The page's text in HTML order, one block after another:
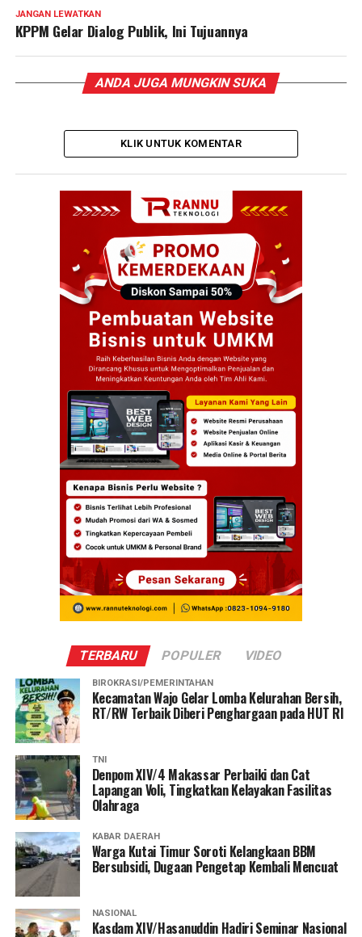
JANGAN LEWATKAN
KPPM Gelar Dialog Publik, Ini Tujuannya
ANDA JUGA MUNGKIN SUKA
KLIK UNTUK KOMENTAR
TERBARU POPULER VIDEO
BIROKRASI/PEMERINTAHAN
Kecamatan Wajo Gelar Lomba Kelurahan Bersih,
RT/RW Terbaik Diberi Penghargaan pada HUT RI
TNI
Denpom XIV/4 Makassar Perbaiki dan Cat
Lapangan Voli, Tingkatkan Kelayakan Fasilitas
Olahraga
KABAR DAERAH
Warga Kutai Timur Soroti Kelangkaan BBM
Bersubsidi, Dugaan Pengetap Kembali Mencuat
NASIONAL
Kasdam XIV/Hasanuddin Hadiri Seminar Nasional